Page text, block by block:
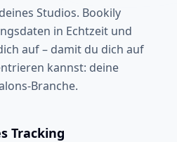
Studios. Bookily
in Echtzeit und
auf – damit du dich auf
kannst: deine
Branche.
Tracking